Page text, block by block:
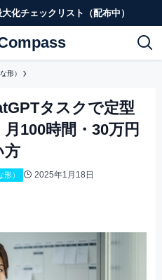
化チェックリスト（配布中）
形）
タスクで定型
100時間・30万円
方
） 2025年1月18日